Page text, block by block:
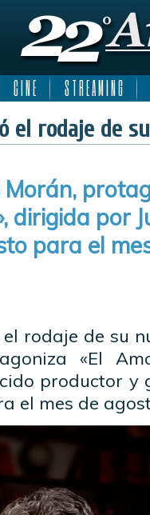
C I N E S T R E A M I N G
el rodaje de
Morán,
dirigida por
para el
rodaje de su
«El
productor y
el mes de